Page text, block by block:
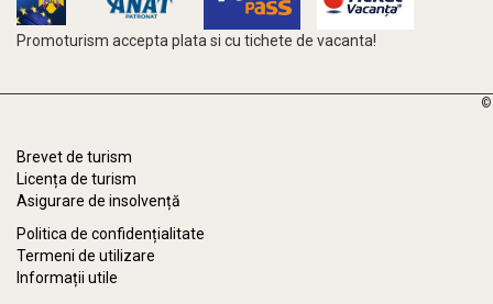
Promoturism accepta plata si cu tichete de vacanta!
©
Brevet de turism
Licența de turism
Asigurare de insolvență
Politica de confidențialitate
Termeni de utilizare
Informații utile